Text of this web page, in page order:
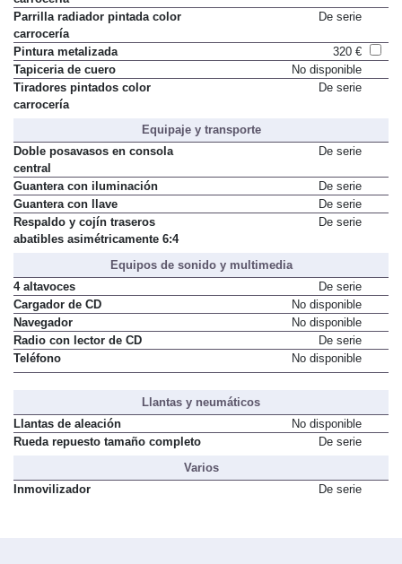
Parrilla radiador pintada color
carrocería
De serie
Pintura metalizada
320 €
Tapiceria de cuero
No disponible
Tiradores pintados color
carrocería
De serie
Equipaje y transporte
Doble posavasos en consola
central
De serie
Guantera con iluminación
De serie
Guantera con llave
De serie
Respaldo y cojín traseros
abatibles asimétricamente 6:4
De serie
Equipos de sonido y multimedia
4 altavoces
De serie
Cargador de CD
No disponible
Navegador
No disponible
Radio con lector de CD
De serie
Teléfono
No disponible
Llantas y neumáticos
Llantas de aleación
No disponible
Rueda repuesto tamaño completo
De serie
Varios
Inmovilizador
De serie